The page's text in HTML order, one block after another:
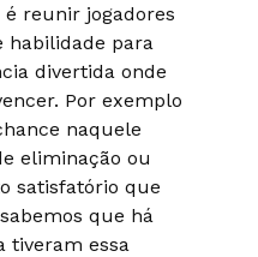
reunir jogadores
habilidade para
divertida onde
Por exemplo
naquele
eliminação ou
satisfatório que
que há
tiveram essa